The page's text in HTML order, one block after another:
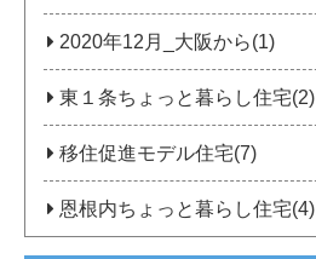
2020年12月_大阪から(1)
東１条ちょっと暮らし住宅(2)
移住促進モデル住宅(7)
恩根内ちょっと暮らし住宅(4)